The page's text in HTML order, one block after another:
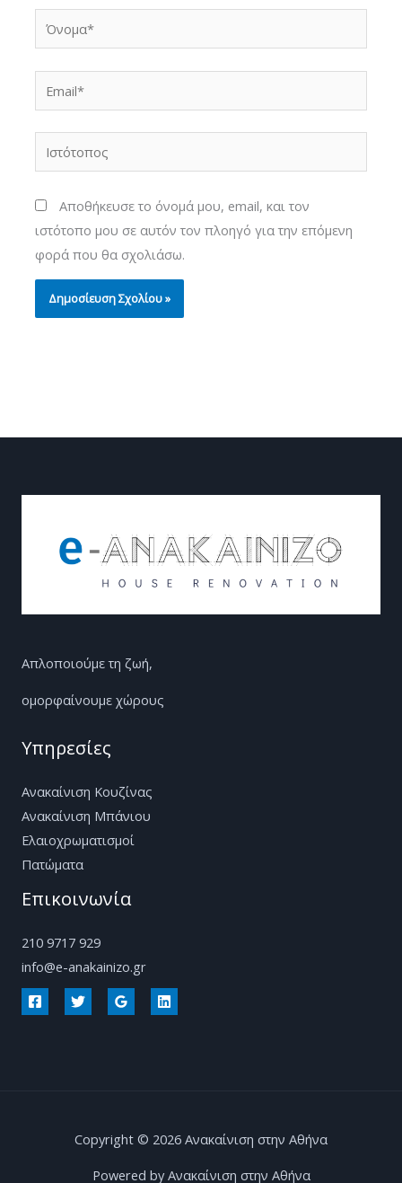
Όνομα*
Ιστότοπος
Αποθήκευσε το όνομά μου, email, και τον
ιστότοπο μου σε αυτόν τον πλοηγό για την επόμενη
φορά που θα σχολιάσω.
Απλοποιούμε τη ζωή,
ομορφαίνουμε χώρους
Υπηρεσίες
Ανακαίνιση Κουζίνας
Ανακαίνιση Μπάνιου
Ελαιοχρωματισμοί
Πατώματα
Επικοινωνία
210 9717 929
info@e-anakainizo.gr
Copyright © 2026 Ανακαίνιση στην Αθήνα
Powered by Ανακαίνιση στην Αθήνα